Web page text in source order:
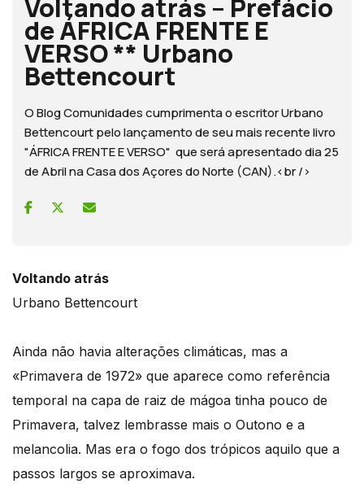
Voltando atrás – Prefácio
de ÁFRICA FRENTE E
VERSO ** Urbano
Bettencourt
O Blog Comunidades cumprimenta o escritor Urbano
Bettencourt pelo lançamento de seu mais recente livro
"ÁFRICA FRENTE E VERSO" que será apresentado dia 25
de Abril na Casa dos Açores do Norte (CAN).<br />
Voltando atrás
Urbano Bettencourt
Ainda não havia alterações climáticas, mas a
«Primavera de 1972» que aparece como referência
temporal na capa de raiz de mágoa tinha pouco de
Primavera, talvez lembrasse mais o Outono e a
melancolia. Mas era o fogo dos trópicos aquilo que a
passos largos se aproximava.